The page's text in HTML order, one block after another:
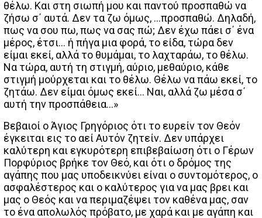
θέλω. Και στη σιωπή μου και παντού προσπαθώ να
ζήσω σ΄ αυτά. Δεν τα ζω όμως, …προσπαθώ. Δηλαδή,
πως να σου πω, πως να σας πώ; Δεν έχω πάει σ΄ ένα
μέρος, έτσι… ή πήγα μια φορά, το είδα, τώρα δεν
είμαι εκεί, αλλά το θυμάμαι, το λαχταράω, το θέλω.
Να τώρα, αυτή τη στιγμή, αύριο, μεθαύριο, κάθε
στιγμή μούρχεται και το θέλω. Θέλω να πάω εκεί, το
ζητάω. Δεν είμαι όμως εκεί… Ναι, αλλά ζω μέσα σ΄
αυτή την προσπάθεια…»
Βεβαιοί ο Άγιος Γρηγόριος ότι το ευρείν τον Θεόν
έγκειται εις το αεί Αυτόν ζητείν. Δεν υπάρχει
καλύτερη και εγκυρότερη επιβεβαίωση ότι ο Γέρων
Πορφύριος βρήκε τον Θεό, και ότι ο δρόμος της
αγάπης που μας υποδεικνύει είναι ο συντομότερος, ο
ασφαλέστερος και ο καλύτερος για να μας βρει και
μας ο Θεός και να περιμαζέψει τον καθένα μας, σαν
το ένα απολωλός πρόβατο, με χαρά και με αγάπη και